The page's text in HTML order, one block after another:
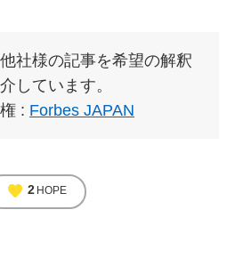
社様の記事を希望の解釈
しています。
: Forbes JAPAN
favorite 2 HOPE